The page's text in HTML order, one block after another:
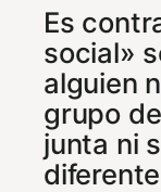
Es
social»
alguien
grupo
junta ni